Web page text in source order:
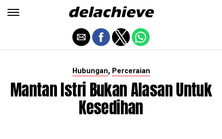
Hubungan, Perceraian
Mantan Istri Bukan Alasan Untuk
Kesedihan